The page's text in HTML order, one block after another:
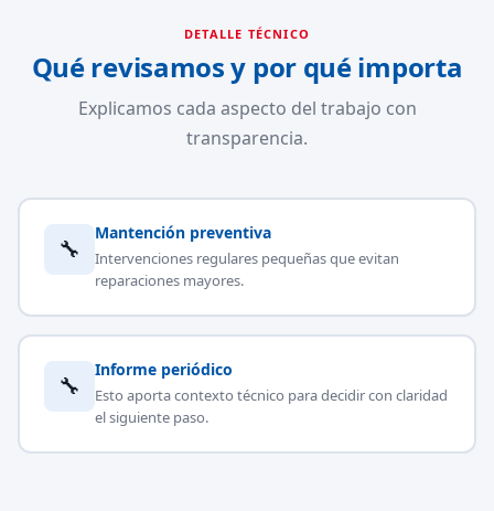
DETALLE TÉCNICO
Qué revisamos y por qué importa
Explicamos cada aspecto del trabajo con
transparencia.
🔧
Mantención preventiva
Intervenciones regulares pequeñas que evitan
reparaciones mayores.
🔧
Informe periódico
Esto aporta contexto técnico para decidir con claridad
el siguiente paso.